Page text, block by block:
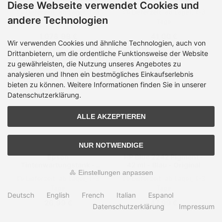
- Thermodirekt /
Thermotransfer - Rolle
(11,4 cm)
Lieferzeit:
ab Lager, 1-3
Tage
Fotoleitereinheit
Lieferzeit:
ab Lager, 1-3
Epson
für EcoTank ET-7700,
HP Blue 2242 Pigment -
Diese Webseite verwendet Cookies und
andere Technologien
Wir verwenden Cookies und ähnliche Technologien, auch von
Drittanbietern, um die ordentliche Funktionsweise der Website
zu gewährleisten, die Nutzung unseres Angebotes zu
analysieren und Ihnen ein bestmögliches Einkaufserlebnis
bieten zu können. Weitere Informationen finden Sie in unserer
Datenschutzerklärung.
ALLE AKZEPTIEREN
NUR NOTWENDIGE
Einstellungen anpassen
Deutsch English French Italian
Espanol
Datenschutzerklärung
Impressum